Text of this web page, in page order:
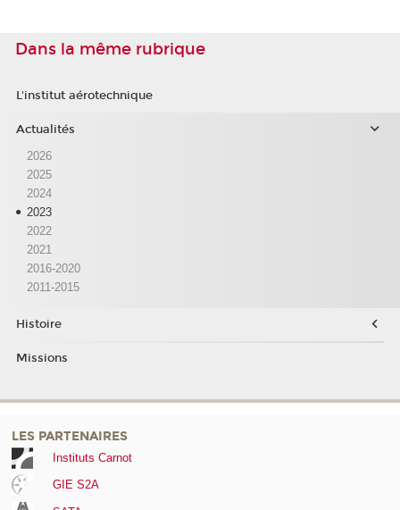
Dans la même rubrique
L'institut aérotechnique
Actualités
2026
2025
2024
2023
2022
2021
2016-2020
2011-2015
Histoire
Missions
LES PARTENAIRES
Instituts Carnot
GIE S2A